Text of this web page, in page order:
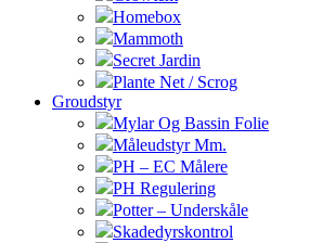
Homebox
Mammoth
Secret Jardin
Plante Net / Scrog
Groudstyr
Mylar Og Bassin Folie
Måleudstyr Mm.
PH – EC Målere
PH Regulering
Potter – Underskåle
Skadedyrskontrol